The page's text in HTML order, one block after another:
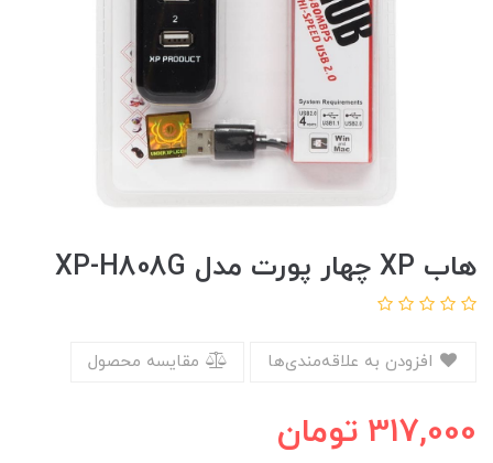
هاب XP چهار پورت مدل XP-H808G
مقایسه محصول
317,000 تومان